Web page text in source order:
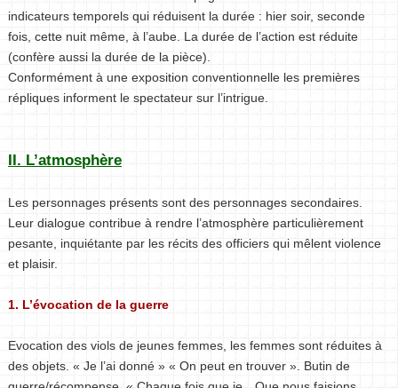
indicateurs temporels qui réduisent la durée : hier soir, seconde
fois, cette nuit même, à l’aube. La durée de l’action est réduite
(confère aussi la durée de la pièce).
Conformément à une exposition conventionnelle les premières
répliques informent le spectateur sur l’intrigue.
II. L’atmosphère
Les personnages présents sont des personnages secondaires.
Leur dialogue contribue à rendre l’atmosphère particulièrement
pesante, inquiétante par les récits des officiers qui mêlent violence
et plaisir.
1. L’évocation de la guerre
Evocation des viols de jeunes femmes, les femmes sont réduites à
des objets. « Je l’ai donné » « On peut en trouver ». Butin de